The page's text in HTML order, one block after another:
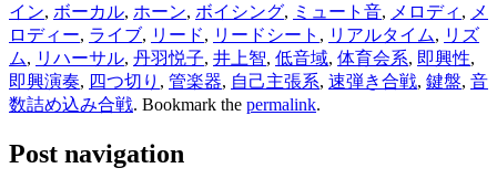
イン, ボーカル, ホーン, ボイシング, ミュート音, メロディ , メ
ロディー, ライブ, リード, リードシート , リアルタイム, リズ
ム, リハーサル, 丹羽悦子, 井上智, 低音域, 体育会系, 即興性,
即興演奏, 四つ切り , 管楽器, 自己主張系, 速弾き合戦, 鍵盤, 音
数詰め込み合戦. Bookmark the permalink.
Post navigation